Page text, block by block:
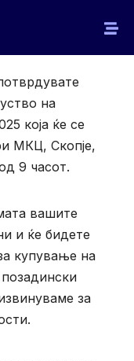
на
која ќе се
МКЦ, Скопје,
9 часот.
вашите
и ќе бидете
купување на
за